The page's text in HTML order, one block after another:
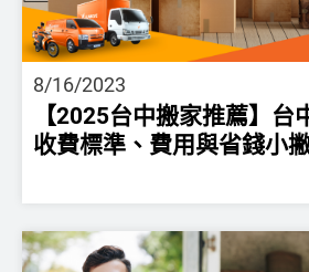
8/16/2023
【2025台中搬家推薦】台
收費標準、費用與省錢小